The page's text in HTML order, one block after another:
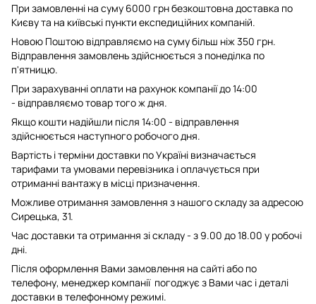
При замовленні на суму 6000 грн безкоштовна доставка по
Києву та на київські пункти експедиційних компаній.
Новою Поштою відправляємо на суму більш ніж 350 грн.
Відправлення замовлень здійснюється з понеділка по
п'ятницю.
При зарахуванні оплати на рахунок компанії до 14:00
- відправляємо товар того ж дня.
Якщо кошти надійшли після 14:00 - відправлення
здійснюється наступного робочого дня.
Вартість і терміни доставки по Україні визначається
тарифами та умовами перевізника і оплачується при
отриманні вантажу в місці призначення.
Можливе отримання замовлення з нашого складу за адресою
Сирецька, 31.
Час доставки та отримання зі складу - з 9.00 до 18.00 у робочі
дні.
Після оформлення Вами замовлення на сайті або по
телефону, менеджер компанії погоджує з Вами час і деталі
доставки в телефонному режимі.